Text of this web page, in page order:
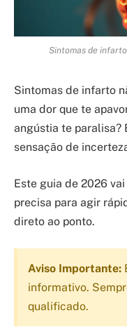
Sintomas de
Sintomas de infarto
uma dor que te
angústia te paralisa?
sensação de
Este guia de 2026
precisa para agir
direto ao ponto.
Aviso Importante:
informativo.
qualificado.